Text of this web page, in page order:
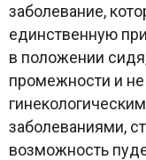
заболевание,
единственную
в положении
промежности и
заболеваниями,
возможность